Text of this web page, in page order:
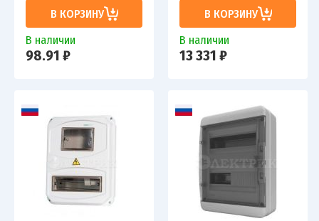
В КОРЗИНУ
В наличии
98.91 ₽
В КОРЗИНУ
В наличии
13 331 ₽